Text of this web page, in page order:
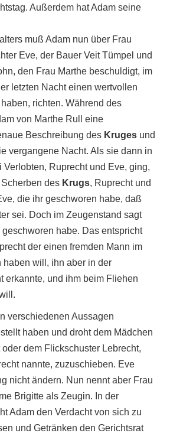
Außerdem hat Adam seine
muß Adam nun über Frau
Eve, der Bauer Veit Tümpel und
den Frau Marthe beschuldigt, im
letzten Nacht einen wertvollen
richten. Während des
von Marthe Rull eine
Beschreibung des Kruges und
vergangene Nacht. Als sie dann in
Verlobten, Ruprecht und Eve, ging,
des Krugs, Ruprecht und
die ihr geschworen habe, daß
sei. Doch im Zeugenstand sagt
habe. Das entspricht
der einen fremden Mann im
haben will, ihn aber in der
erkannte, und ihm beim Fliehen
verschiedenen Aussagen
haben und droht dem Mädchen
dem Flickschuster Lebrecht,
nannte, zuzuschieben. Eve
nicht ändern. Nun nennt aber Frau
Brigitte als Zeugin. In der
Adam den Verdacht von sich zu
und Getränken den Gerichtsrat